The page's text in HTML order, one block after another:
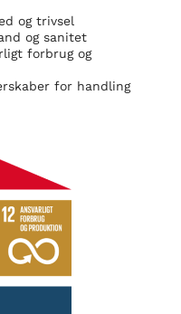
og trivsel
og sanitet
forbrug og
for handling